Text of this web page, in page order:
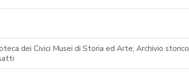
dei Civici Musei di Storia ed Arte; Archivio storico